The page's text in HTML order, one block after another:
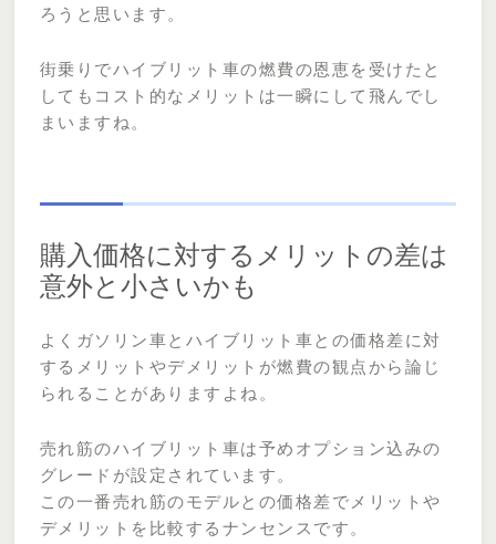
ろうと思います。
街乗りでハイブリット車の燃費の恩恵を受けたと
してもコスト的なメリットは一瞬にして飛んでし
まいますね。
購入価格に対するメリットの差は
意外と小さいかも
よくガソリン車とハイブリット車との価格差に対
するメリットやデメリットが燃費の観点から論じ
られることがありますよね。
売れ筋のハイブリット車は予めオプション込みの
グレードが設定されています。
この一番売れ筋のモデルとの価格差でメリットや
デメリットを比較するナンセンスです。